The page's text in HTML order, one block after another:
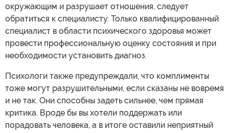
окружающим и разрушает отношения, следует
обратиться к специалисту. Только квалифицированный
специалист в области психического здоровья может
провести профессиональную оценку состояния и при
необходимости установить диагноз.
Психологи также предупреждали, что комплименты
тоже могут разрушительными, если сказаны не вовремя
и не так. Они способны задеть сильнее, чем прямая
критика. Вроде бы вы хотели поддержать или
порадовать человека, а в итоге оставили неприятный